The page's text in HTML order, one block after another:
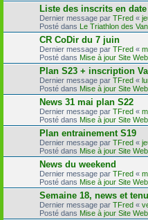
Liste des inscrits en
Dernier message par TFred «
Posté dans Le Triathlon des
CR CoDir du 7 juin
Dernier message par TFred «
Posté dans Mise à jour Site Web
Plan S23 + inscription
Dernier message par TFred «
Posté dans Mise à jour Site Web
News 31 mai plan S22
Dernier message par TFred «
Posté dans Mise à jour Site Web
Plan entrainement S19
Dernier message par TFred «
Posté dans Mise à jour Site Web
News du weekend
Dernier message par TFred «
Posté dans Mise à jour Site Web
Semaine 18, news et
Dernier message par TFred «
Posté dans Mise à jour Site Web